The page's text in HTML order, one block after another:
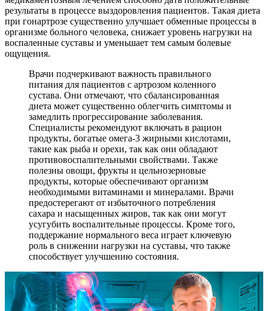
результаты в процессе выздоровления пациентов. Такая диета
при гонартрозе существенно улучшает обменные процессы в
организме больного человека, снижает уровень нагрузки на
воспаленные суставы и уменьшает тем самым болевые
ощущения.
Врачи подчеркивают важность правильного
питания для пациентов с артрозом коленного
сустава. Они отмечают, что сбалансированная
диета может существенно облегчить симптомы и
замедлить прогрессирование заболевания.
Специалисты рекомендуют включать в рацион
продукты, богатые омега-3 жирными кислотами,
такие как рыба и орехи, так как они обладают
противовоспалительными свойствами. Также
полезны овощи, фрукты и цельнозерновые
продукты, которые обеспечивают организм
необходимыми витаминами и минералами. Врачи
предостерегают от избыточного потребления
сахара и насыщенных жиров, так как они могут
усугубить воспалительные процессы. Кроме того,
поддержание нормального веса играет ключевую
роль в снижении нагрузки на суставы, что также
способствует улучшению состояния.